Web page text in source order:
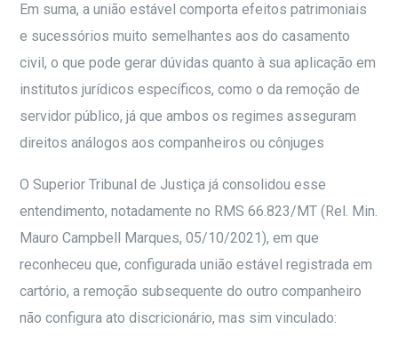
Em suma, a união estável comporta efeitos patrimoniais
e sucessórios muito semelhantes aos do casamento
civil, o que pode gerar dúvidas quanto à sua aplicação em
institutos jurídicos específicos, como o da remoção de
servidor público, já que ambos os regimes asseguram
direitos análogos aos companheiros ou cônjuges
O Superior Tribunal de Justiça já consolidou esse
entendimento, notadamente no RMS 66.823/MT (Rel. Min.
Mauro Campbell Marques, 05/10/2021), em que
reconheceu que, configurada união estável registrada em
cartório, a remoção subsequente do outro companheiro
não configura ato discricionário, mas sim vinculado: